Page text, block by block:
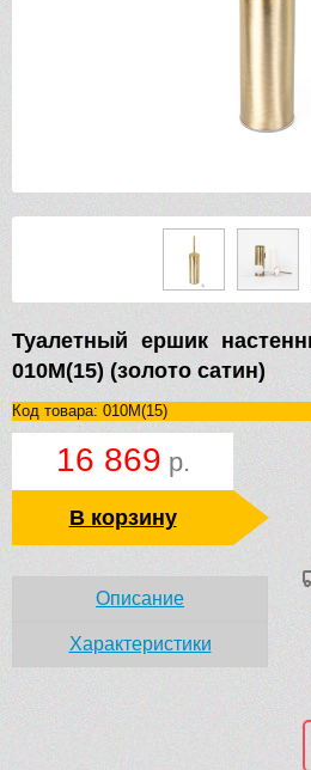
Туалетный ершик
010M(15) (золото сатин)
Код товара: 010M(15)
16 869 р.
В корзину
Описание
Характеристики